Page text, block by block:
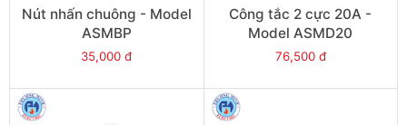
Nút nhấn chuông - Model
ASMBP
35,000 đ
Công tắc 2 cực 20A -
Model ASMD20
76,500 đ